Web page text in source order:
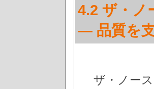
4.2 ザ・ノ
— 品質を
ザ・ノー